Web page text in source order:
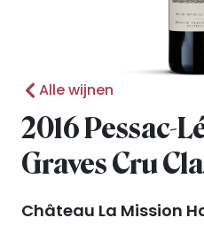
Alle wijnen
2016 Pessac-
Graves Cru
Château La Mission